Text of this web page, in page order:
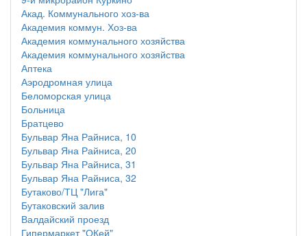
Акад. Коммунального хоз-ва
Академия коммун. Хоз-ва
Академия коммунального хозяйства
Академия коммунального хозяйства
Аптека
Аэродромная улица
Беломорская улица
Больница
Братцево
Бульвар Яна Райниса, 10
Бульвар Яна Райниса, 20
Бульвар Яна Райниса, 31
Бульвар Яна Райниса, 32
Бутаково/ТЦ "Лига"
Бутаковский залив
Валдайский проезд
Гипермаркет "ОКей"